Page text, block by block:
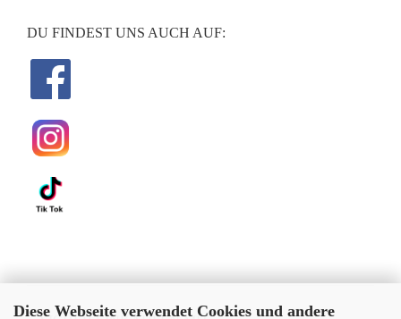
Diese Webseite verwendet Cookies und andere
DU FINDEST UNS AUCH AUF: